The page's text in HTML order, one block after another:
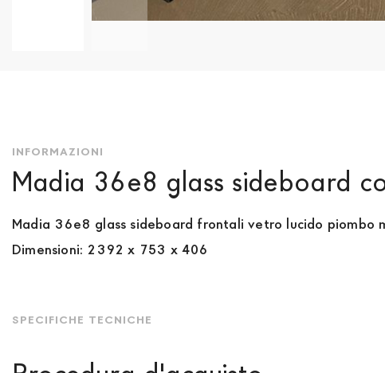
INFORMAZIONI
Madia 36e8 glass sideboard
Madia 36e8 glass sideboard frontali vetro lucido
Dimensioni: 2392 x 753 x 406
SPECIFICHE TECNICHE